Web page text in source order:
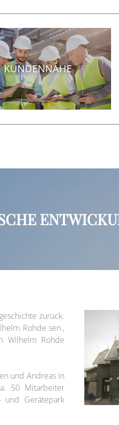
KUNDENNÄHE
zurück.
Rohde sen.,
Wilhelm Rohde
und Andreas in
50 Mitarbeiter
und Gerätepark